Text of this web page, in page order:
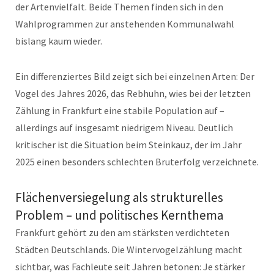
der Artenvielfalt. Beide Themen finden sich in den
Wahlprogrammen zur anstehenden Kommunalwahl
bislang kaum wieder.
Ein differenziertes Bild zeigt sich bei einzelnen Arten: Der
Vogel des Jahres 2026, das Rebhuhn, wies bei der letzten
Zählung in Frankfurt eine stabile Population auf –
allerdings auf insgesamt niedrigem Niveau. Deutlich
kritischer ist die Situation beim Steinkauz, der im Jahr
2025 einen besonders schlechten Bruterfolg verzeichnete.
Flächenversiegelung als strukturelles
Problem – und politisches Kernthema
Frankfurt gehört zu den am stärksten verdichteten
Städten Deutschlands. Die Wintervogelzählung macht
sichtbar, was Fachleute seit Jahren betonen: Je stärker